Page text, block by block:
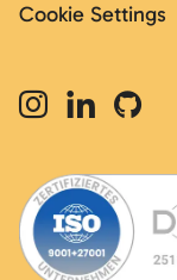
Cookie Settings